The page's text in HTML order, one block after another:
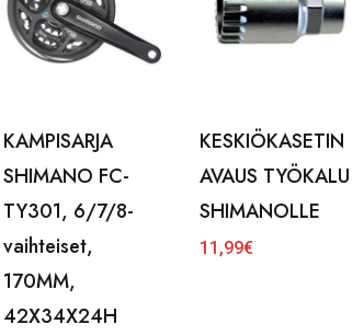
KAMPISARJA
SHIMANO FC-
TY301, 6/7/8-
vaihteiset,
170MM,
42X34X24H
KESKIÖKASETIN
AVAUS TYÖKALU
SHIMANOLLE
11,99€